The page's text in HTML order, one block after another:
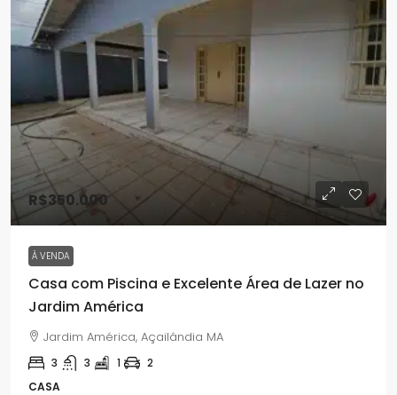
R$350.000
À VENDA
Casa com Piscina e Excelente Área de Lazer no
Jardim América
Jardim América, Açailândia MA
3 3 1
2
CASA